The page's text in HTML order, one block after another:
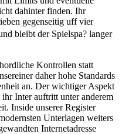
dahinter finden. Ihr
gegenseitig uff vier
bleibt der Spielspa? langer
Kontrollen statt
daher hohe Standards
an. Der wichtiger Aspekt
Inter auftritt unter anderem
Inside unserer Register
Unterlagen weiters
Internetadresse